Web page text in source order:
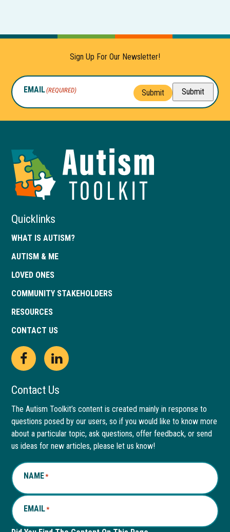
Sign Up For Our Newsletter!
EMAIL(REQUIRED) Submit Submit
of
Quicklinks
WHAT IS AUTISM?
AUTISM & ME
LOVED ONES
COMMUNITY STAKEHOLDERS
RESOURCES
CONTACT US
Open
Facebook
page
in
new
window
This
link
opens
in
a
new
tab
Open
LinkedIn
page
in
new
window
This
link
opens
in
a
new
Contact Us
The Autism Toolkit’s content is created mainly in response to
questions posed by our users, so if you would like to know more
about a particular topic, ask questions, offer feedback, or send
us ideas for new articles, please let us know!
NAME*
EMAIL*